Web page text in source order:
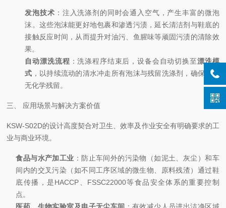
发泡技术 ：注入洗涤剂的同时会通入空气，产生丰富的微泡
沫。这些泡沫能更好地包裹和渗透污渍，延长清洁剂与鞋底的
接触反应时间，从而提升对油污、鱼腥味等顽固污渍的清除效
果。
自动漂洗流程 ：洗涤程序结束后，设备会自动切换至漂洗模
式 ，以持续流动的清水冲走所有泡沫与残留洗涤剂，确保鞋底
无化学残留。
三、 应用场景与解决方案价值
KSW-S02D的设计高度契合对卫生、效率及作业安全有明确要求的工
业与商业环境。
食品与水产加工业 ：防止车间外的污染物（如泥土、灰尘）和车
间内的交叉污染（如不同工序区域的微生物、原料残渣）通过鞋
底传播，是HACCP、FSSC22000等食品安全体系的重要控制
点。